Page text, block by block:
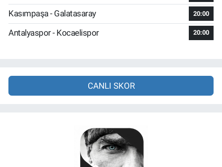
Kasımpaşa - Galatasaray 20:00
Antalyaspor - Kocaelispor 20:00
CANLI SKOR